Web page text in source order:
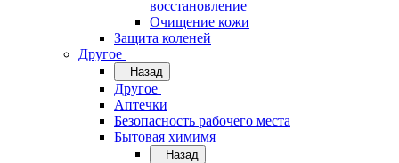
восстановление
Очищение кожи
Защита коленей
Другое
Назад
Другое
Аптечки
Безопасность рабочего места
Бытовая химимя
Назад